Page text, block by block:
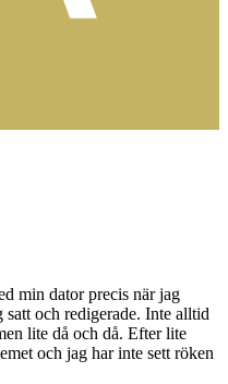
min dator precis när jag
satt och redigerade. Inte alltid
lite då och då. Efter lite
och jag har inte sett röken